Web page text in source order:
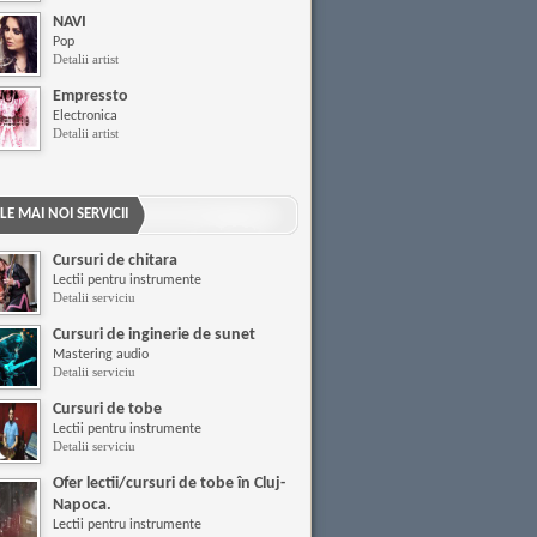
NAVI
Pop
Detalii artist
Empressto
Electronica
Detalii artist
MAI NOI SERVICII
Cursuri de chitara
Lectii pentru instrumente
Detalii serviciu
Cursuri de inginerie de sunet
Mastering audio
Detalii serviciu
Cursuri de tobe
Lectii pentru instrumente
Detalii serviciu
Ofer lectii/cursuri de tobe în Cluj-
Napoca.
Lectii pentru instrumente